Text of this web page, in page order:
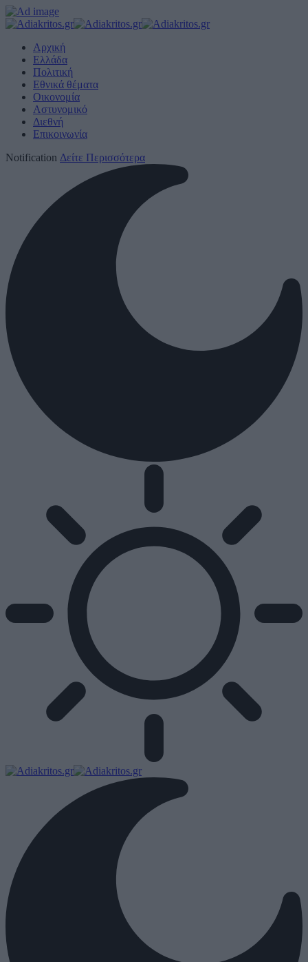
Αρχική
Ελλάδα
Πολιτική
Εθνικά θέματα
Οικονομία
Αστυνομικό
Διεθνή
Επικοινωνία
Notification Δείτε Περισσότερα